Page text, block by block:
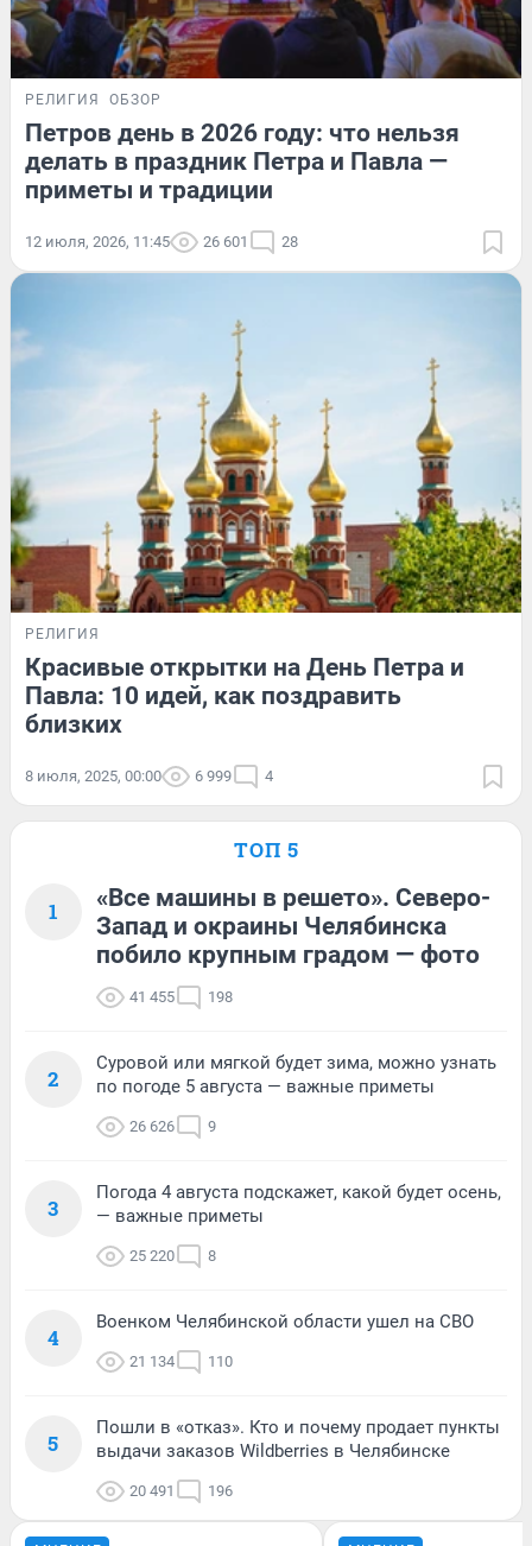
РЕЛИГИЯ ОБЗОР
Петров день в 2026 году: что нельзя
делать в праздник Петра и Павла —
приметы и традиции
12 июля, 2026, 11:45 26 601 28
РЕЛИГИЯ
Красивые открытки на День Петра и
Павла: 10 идей, как поздравить
близких
8 июля, 2025, 00:00 6 999 4
ТОП 5
1
«Все машины в решето». Северо-
Запад и окраины Челябинска
побило крупным градом — фото
41 455 198
2
Суровой или мягкой будет зима, можно узнать
по погоде 5 августа — важные приметы
26 626 9
3
Погода 4 августа подскажет, какой будет осень,
— важные приметы
25 220 8
4
Военком Челябинской области ушел на СВО
21 134 110
5
Пошли в «отказ». Кто и почему продает пункты
выдачи заказов Wildberries в Челябинске
20 491 196